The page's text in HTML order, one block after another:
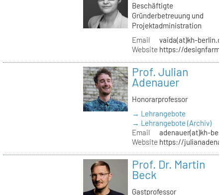
Beschäftigte
Gründerbetreuung und
Projektadministration
Email
vaida(at)kh-
Website https://
Prof. Julian
Adenauer
Honorarprofessor
→ Lehrangebote
→ Lehrangebote (Archiv)
Email
adenauer(at)kh-
Website https://
Prof. Dr. Martin
Beck
Gastprofessor